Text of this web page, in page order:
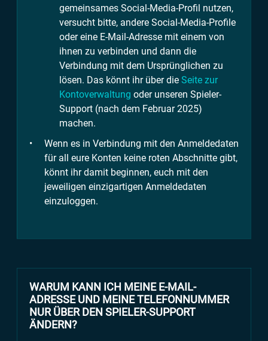
gemeinsames Social-Media-Profil nutzen,
versucht bitte, andere Social-Media-Profile
oder eine E-Mail-Adresse mit einem von
ihnen zu verbinden und dann die
Verbindung mit dem Ursprünglichen zu
lösen. Das könnt ihr über die Seite zur
Kontoverwaltung oder unseren Spieler-
Support (nach dem Februar 2025)
machen.
Wenn es in Verbindung mit den Anmeldedaten
für all eure Konten keine roten Abschnitte gibt,
könnt ihr damit beginnen, euch mit den
jeweiligen einzigartigen Anmeldedaten
einzuloggen.
WARUM KANN ICH MEINE E-MAIL-
ADRESSE UND MEINE TELEFONNUMMER
NUR ÜBER DEN SPIELER-SUPPORT
ÄNDERN?